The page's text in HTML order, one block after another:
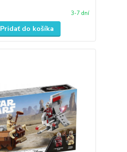
3-7 dní
Pridať do košíka